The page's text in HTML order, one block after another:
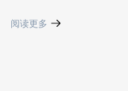
阅读更多